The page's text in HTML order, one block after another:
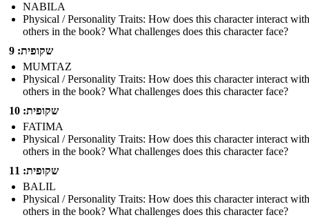
NABILA
Physical / Personality Traits: How does this character interact with
others in the book? What challenges does this character face?
שקופית: 9
MUMTAZ
Physical / Personality Traits: How does this character interact with
others in the book? What challenges does this character face?
שקופית: 10
FATIMA
Physical / Personality Traits: How does this character interact with
others in the book? What challenges does this character face?
שקופית: 11
BALIL
Physical / Personality Traits: How does this character interact with
others in the book? What challenges does this character face?